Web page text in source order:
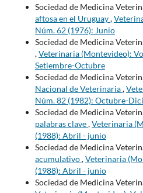
Sociedad de Medicina
aftosa en el Uruguay,
Núm. 62 (1976): Junio
Sociedad de Medicina
,Veterinaria (Montevideo):
Setiembre-Octubre
Sociedad de Medicina
Nacional de Veterinaria,
Núm. 82 (1982): Octubre-
Sociedad de Medicina
palabras clave,Veterinaria
(1988): Abril - junio
Sociedad de Medicina
acumulativo,Veterinaria
(1988): Abril - junio
Sociedad de Medicina